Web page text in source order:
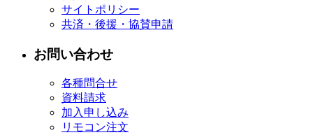
サイトポリシー
共済・後援・協賛申請
お問い合わせ
各種問合せ
資料請求
加入申し込み
リモコン注文